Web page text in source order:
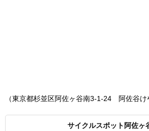
（東京都杉並区阿佐ヶ谷南3-1-24 阿佐谷け
サイクルスポット阿佐ヶ